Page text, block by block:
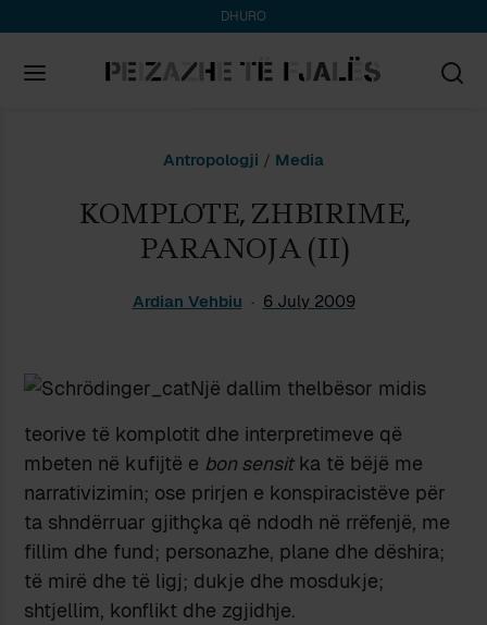
DHURO
Antropologji / Media
KOMPLOTE, ZHBIRIME,
PARANOJA (II)
Ardian Vehbiu 6 July 2009
Një dallim thelbësor midis
teorive të komplotit dhe interpretimeve që
mbeten në kufijtë e bon sensitka të bëjë me
narrativizimin; ose prirjen e konspiracistëve për
ta shndërruar gjithçka që ndodh në rrëfenjë, me
fillim dhe fund; personazhe, plane dhe dëshira;
të mirë dhe të ligj; dukje dhe mosdukje;
shtjellim, konflikt dhe zgjidhje.